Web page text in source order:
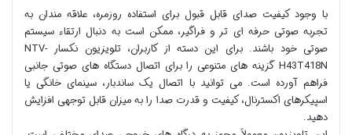
با وجود کیفیت صدای قابل قبول برای استفاده روزمره، علاقه مندان به
تجربه صوتی حرفه ای تر و فراگیر، ممکن است به دنبال ارتقاء سیستم
صوتی خود باشند. برای این دسته از کاربران، تلویزیون نکسار NTV-
H43T418N گزینه های متنوعی را برای اتصال دستگاه های صوتی جانبی
فراهم آورده است. می توانید با اتصال یک ساندبار، سینمای خانگی یا
اسپیکرهای اکسترنال، کیفیت و قدرت صدا را به میزان قابل توجهی افزایش
دهید.